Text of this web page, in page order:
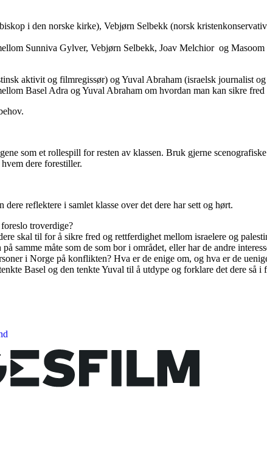
i den norske kirke), Vebjørn Selbekk (norsk
Sunniva Gylver, Vebjørn Selbekk, Joav Melchior og
aktivit og filmregissør) og Yuval Abraham (israelsk journalist
Basel Adra og Yuval Abraham om hvordan man kan sikre
som et rollespill for resten av klassen. Bruk gjerne
dere forestiller.
reflektere i samlet klasse over det dere har sett og hørt.
troverdige?
skal til for å sikre fred og rettferdighet mellom israelere og
samme måte som de som bor i området, eller har de andre
i Norge på konflikten? Hva er de enige om, og hva er de
Basel og den tenkte Yuval til å utdype og forklare det dere så i